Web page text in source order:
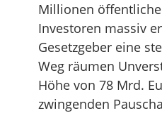
Millionen
Investoren massiv
Gesetzgeber eine
Weg räumen
Höhe von 78 Mrd.
zwingenden